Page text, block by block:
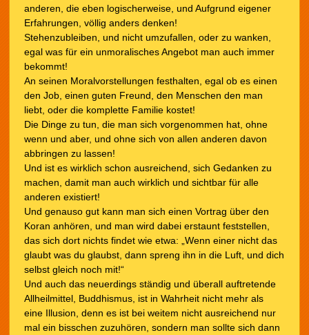
anderen, die eben logischerweise, und Aufgrund eigener
Erfahrungen, völlig anders denken!
Stehenzubleiben, und nicht umzufallen, oder zu wanken,
egal was für ein unmoralisches Angebot man auch immer
bekommt!
An seinen Moralvorstellungen festhalten, egal ob es einen
den Job, einen guten Freund, den Menschen den man
liebt, oder die komplette Familie kostet!
Die Dinge zu tun, die man sich vorgenommen hat, ohne
wenn und aber, und ohne sich von allen anderen davon
abbringen zu lassen!
Und ist es wirklich schon ausreichend, sich Gedanken zu
machen, damit man auch wirklich und sichtbar für alle
anderen existiert!
Und genauso gut kann man sich einen Vortrag über den
Koran anhören, und man wird dabei erstaunt feststellen,
das sich dort nichts findet wie etwa: „Wenn einer nicht das
glaubt was du glaubst, dann spreng ihn in die Luft, und dich
selbst gleich noch mit!“
Und auch das neuerdings ständig und überall auftretende
Allheilmittel, Buddhismus, ist in Wahrheit nicht mehr als
eine Illusion, denn es ist bei weitem nicht ausreichend nur
mal ein bisschen zuzuhören, sondern man sollte sich dann